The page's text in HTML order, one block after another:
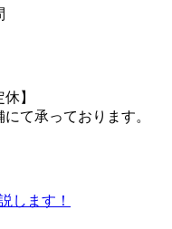
】
て承っております。